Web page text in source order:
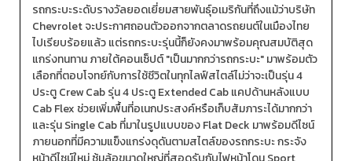
รถกระบะระดับรางวัลยอดเยี่ยมสายพันธุ์อเมริกันที่ถึงแม้ว่าบริษัท
Chevrolet จะประกาศถอนตัวออกจากตลาดรถยนต์ในเมืองไทย
ไปเรียบร้อยแล้ว แต่รถกระบะรุ่นนี้ก็ยังคงมาพร้อมคุณสมบัติสุด
แกร่งทนทาน ภายใต้คอนเซ็ปต์ "เป็นมากกว่ารถกระบะ" มาพร้อมตัว
เลือกที่ตอบโจทย์กับการใช้ชีวิตในทุกไลฟ์สไตล์ไม่ว่าจะเป็นรุ่น 4
ประตู Crew Cab รุ่น 4 ประตู Extended Cab แคปด้านหลังแบบ
Cab Flex ช่วยเพิ่มพื้นที่อเนกประสงค์หรือเก็บสัมภาระได้มากกว่า
และรุ่น Single Cab ที่มาในรูปแบบของ Flat Deck มาพร้อมดีไซน์
ภายนอกที่มีความแข็งแกร่งดุดันตามสไตล์ของรถกระบะ กระจัง